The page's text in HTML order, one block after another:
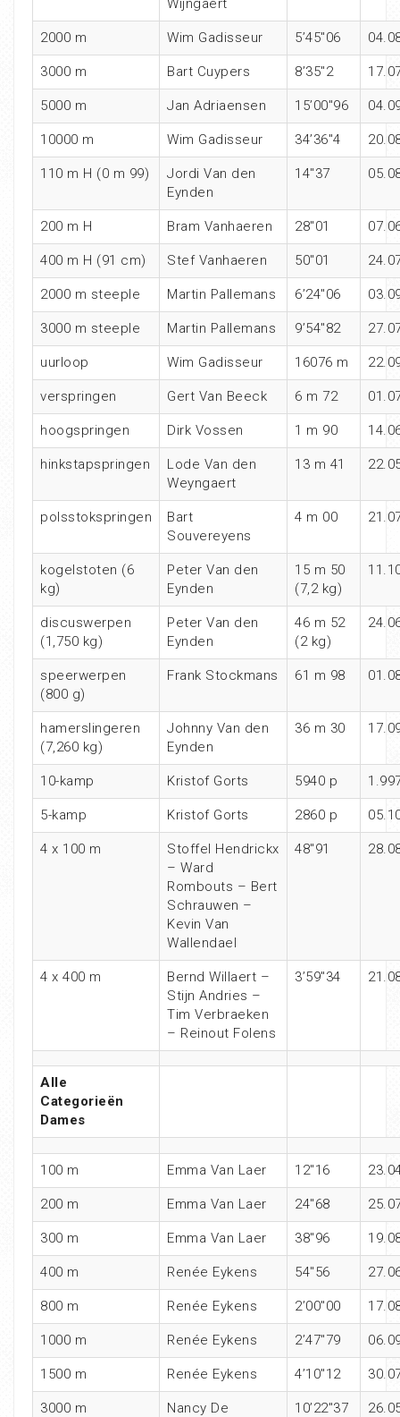
Wijngaert
2000 m Wim Gadisseur 5’45″06
3000 m Bart Cuypers 8’35″2
5000 m Jan Adriaensen 15’00″96
10000 m Wim Gadisseur 34’36″4
110 m H (0 m 99)
Jordi Van den
Eynden
14″37
200 m H Bram Vanhaeren 28″01
400 m H (91 cm) Stef Vanhaeren 50″01
2000 m steeple Martin Pallemans 6’24″06
3000 m steeple Martin Pallemans 9’54″82
uurloop Wim Gadisseur 16076 m
verspringen Gert Van Beeck 6 m 72
hoogspringen Dirk Vossen 1 m 90
hinkstapspringen
Lode Van den
Weyngaert
13 m 41
polsstokspringen
Bart
Souvereyens
4 m 00
kogelstoten (6
kg)
Peter Van den
Eynden
15 m 50
(7,2 kg)
discuswerpen
(1,750 kg)
Peter Van den
Eynden
46 m 52
(2 kg)
speerwerpen
(800 g)
Frank Stockmans 61 m 98
hamerslingeren
(7,260 kg)
Johnny Van den
Eynden
36 m 30
10-kamp Kristof Gorts 5940 p
5-kamp Kristof Gorts 2860 p
4 x 100 m
Stoffel Hendrickx
– Ward
Rombouts – Bert
Schrauwen –
Kevin Van
Wallendael
48″91
4 x 400 m
Bernd Willaert –
Stijn Andries –
Tim Verbraeken
– Reinout Folens
3’59″34
Alle
Categorieën
Dames
100 m Emma Van Laer 12″16
200 m Emma Van Laer 24″68
300 m Emma Van Laer 38″96
400 m Renée Eykens 54″56
800 m Renée Eykens 2’00″00
1000 m Renée Eykens 2’47″79
1500 m Renée Eykens 4’10″12
3000 m
Nancy De
10’22″37